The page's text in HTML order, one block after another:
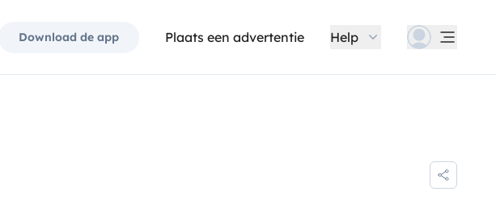
Download de app Plaats een advertentie Help